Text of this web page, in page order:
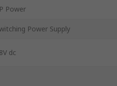
Power
Power Supply
dc